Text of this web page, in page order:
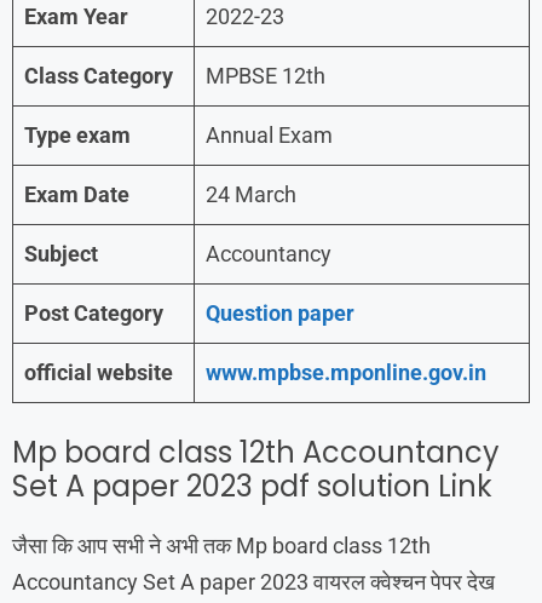
Exam Year 2022-23
Class Category MPBSE 12th
Type exam Annual Exam
Exam Date 24 March
Subject Accountancy
Post Category Question paper
official website www.mpbse.mponline.gov.in
Mp board class 12th Accountancy
Set A paper 2023 pdf solution Link
जैसा कि आप सभी ने अभी तक Mp board class 12th
Accountancy Set A paper 2023 वायरल क्वेश्चन पेपर देख